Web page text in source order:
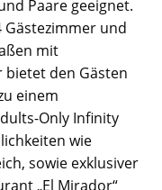
Paare geeignet.
Gästezimmer und
mit
bietet den Gästen
einem
Only Infinity
wie
sowie exklusiver
„El Mirador“